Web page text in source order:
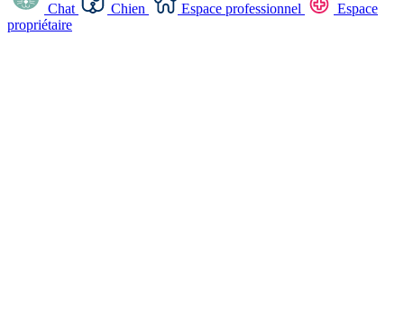
Chat Chien Espace professionnel
Espace
propriétaire